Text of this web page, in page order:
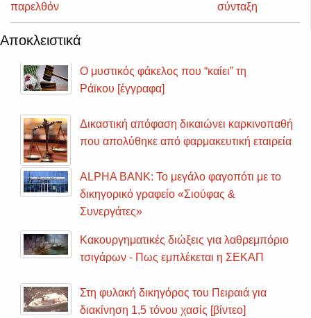
παρελθόν
σύνταξη
Αποκλειστικά
Ο μυστικός φάκελος που “καίει” τη
Ράϊκου [έγγραφα]
Δικαστική απόφαση δικαιώνει καρκινοπαθή
που απολύθηκε από φαρμακευτική εταιρεία
ALPHA BANK: Το μεγάλο φαγοπότι με το
δικηγορικό γραφείο «Σιούφας &
Συνεργάτες»
Κακουργηματικές διώξεις για λαθρεμπόριο
τσιγάρων - Πως εμπλέκεται η ΣΕΚΑΠ
Στη φυλακή δικηγόρος του Πειραιά για
διακίνηση 1,5 τόνου χασίς [βίντεο]